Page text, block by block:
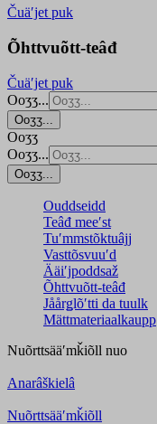
Čuäʹjet puk
Õhttvuõtt-teâđ
Čuäʹjet puk
Ooʒʒ...
Ooʒʒ...
Ooʒʒ
Ooʒʒ...
Ooʒʒ...
Ouddseidd
Teâđ meeʹst
Tuʹmmstõktuâjj
Vasttõsvuuʹd
Ääiʹjpoddsaž
Õhttvuõtt-teâđ
Jåårǥlõʹtti da tuulk
Mättmateriaalkaupp
Nuõrttsääʹmǩiõll nuo
Anarâškielâ
Nuõrttsääʹmǩiõll